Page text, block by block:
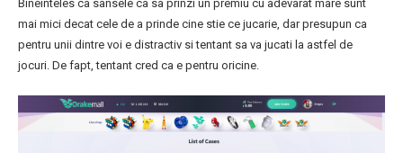
Bineinteles ca sansele ca sa prinzi un premiu cu adevarat mare sunt
mai mici decat cele de a prinde cine stie ce jucarie, dar presupun ca
pentru unii dintre voi e distractiv si tentant sa va jucati la astfel de
jocuri. De fapt, tentant cred ca e pentru oricine.